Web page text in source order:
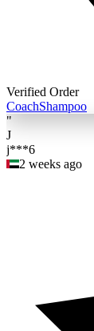
Verified Order
CoachShampoo
"
J
j***6
2 weeks ago